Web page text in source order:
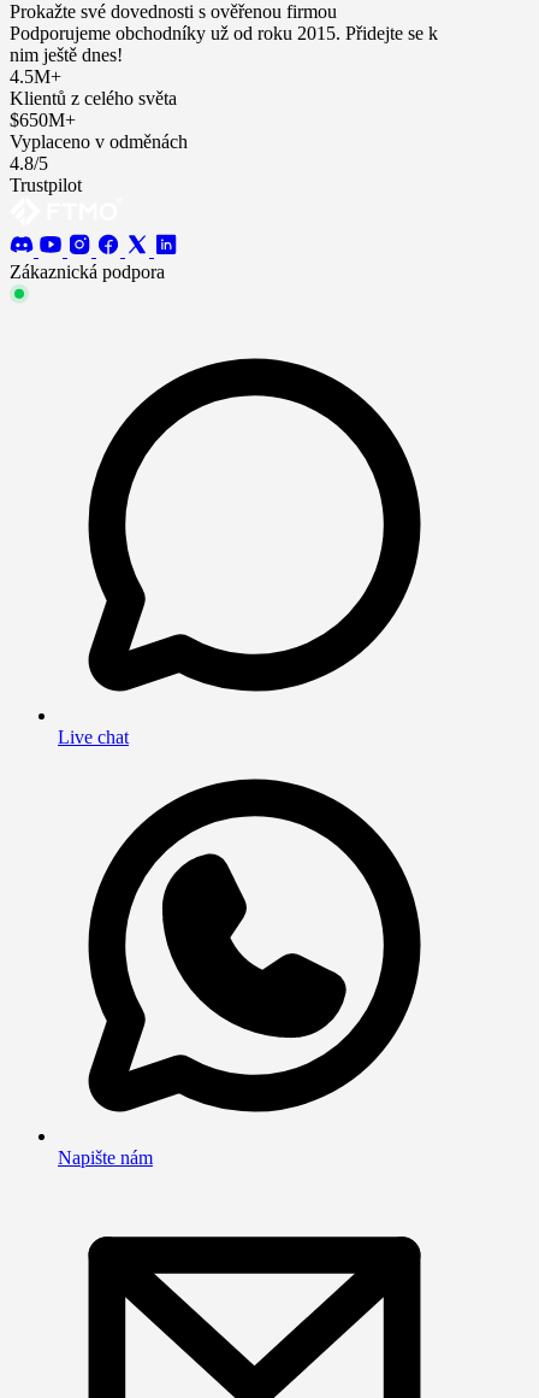
Prokažte své dovednosti s ověřenou firmou
Podporujeme obchodníky už od roku 2015. Přidejte se k
nim ještě dnes!
4.5M+
Klientů z celého světa
$650M+
Vyplaceno v odměnách
4.8/5
Trustpilot
Zákaznická podpora
Live chat
Napište nám